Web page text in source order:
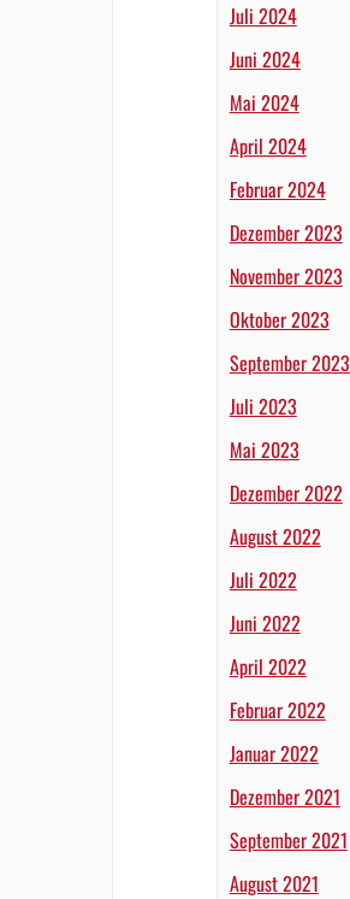
Juli 2024
Juni 2024
Mai 2024
April 2024
Februar 2024
Dezember 2023
November 2023
Oktober 2023
September 2023
Juli 2023
Mai 2023
Dezember 2022
August 2022
Juli 2022
Juni 2022
April 2022
Februar 2022
Januar 2022
Dezember 2021
September 2021
August 2021